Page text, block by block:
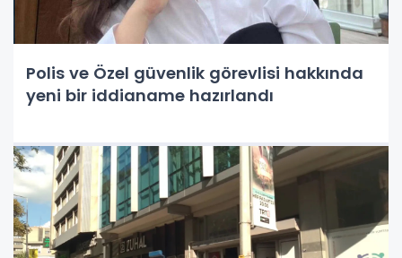
Polis ve Özel güvenlik görevlisi hakkında
yeni bir iddianame hazırlandı